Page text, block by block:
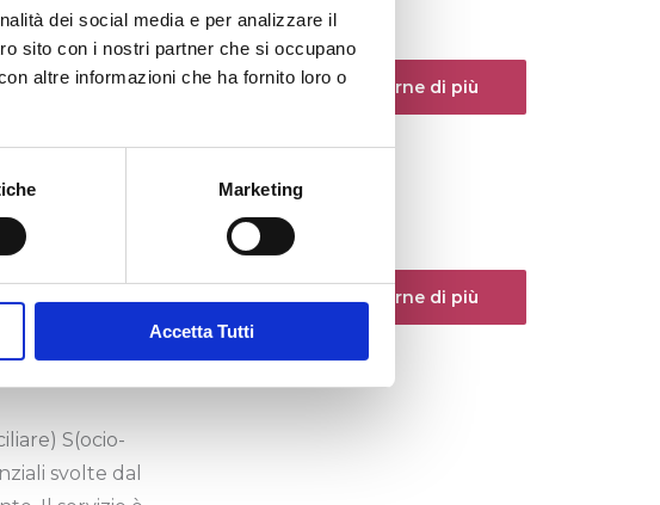
dei social media e per analizzare il
sito con i nostri partner che si occupano
altre informazioni che ha fornito loro o
Marketing
Accetta Tutti
I(ntegrata).
e
cura
ecc.).
Clicca per saperne di più
prestazioni
Clicca per saperne di più
S(ocio-
svolte dal